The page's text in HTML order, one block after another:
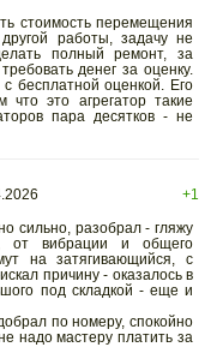
стоимость перемещения
работы, задачу не
полный ремонт, за
денег за оценку.
бесплатной оценкой. Его
это агрегатор такие
пара десятков - не
+1
сильно, разобрал - гляжу
от вибрации и общего
на затягивающийся, с
причину - оказалось в
под складкой - еще и
по номеру, спокойно
надо мастеру платить за